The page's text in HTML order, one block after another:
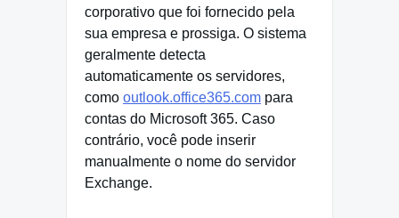
corporativo que foi fornecido pela
sua empresa e prossiga. O sistema
geralmente detecta
automaticamente os servidores,
como outlook.office365.com para
contas do Microsoft 365. Caso
contrário, você pode inserir
manualmente o nome do servidor
Exchange.